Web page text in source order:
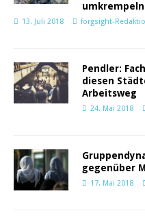
umkrempeln
13. Juli 2018 forgsight-
Pendler:
diesen
Arbeitsweg
24. Mai 2018
gegenüber
17. Mai 2018